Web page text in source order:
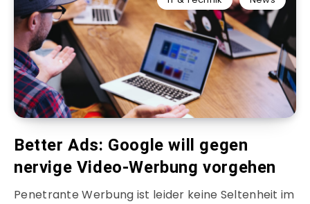
Better Ads: Google will gegen
nervige Video-Werbung vorgehen
Penetrante Werbung ist leider keine Seltenheit im